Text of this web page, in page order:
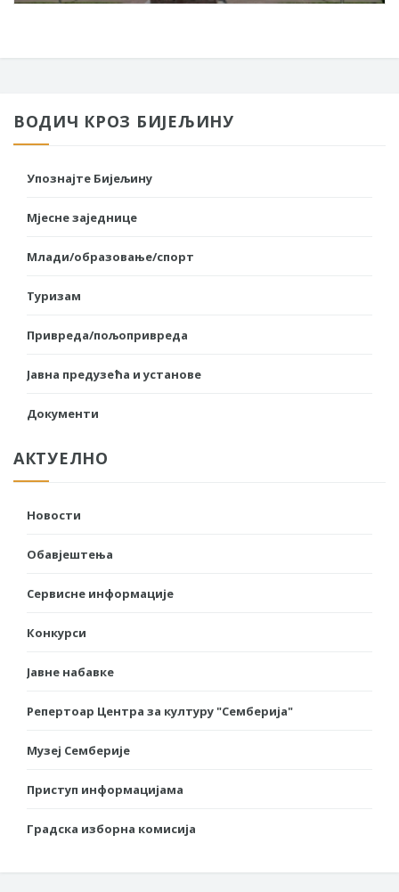
ВОДИЧ КРОЗ БИЈЕЉИНУ
Упознајте Бијељину
Мјесне заједнице
Млади/образовање/спорт
Туризам
Привреда/пољопривреда
Јавна предузећа и установе
Документи
АКТУЕЛНО
Новости
Обавјештења
Сервисне информације
Конкурси
Јавне набавке
Репертоар Центра за културу "Семберија"
Музеј Семберије
Приступ информацијама
Градска изборна комисија